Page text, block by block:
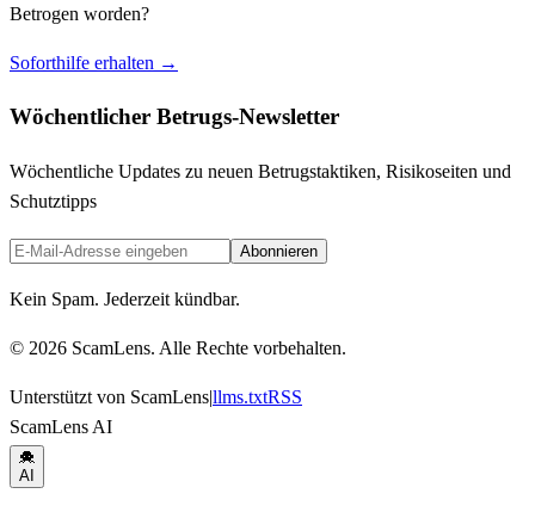
Betrogen worden?
Soforthilfe erhalten →
Wöchentlicher Betrugs-Newsletter
Wöchentliche Updates zu neuen Betrugstaktiken, Risikoseiten und
Schutztipps
Abonnieren
Kein Spam. Jederzeit kündbar.
© 2026 ScamLens. Alle Rechte vorbehalten.
Unterstützt von ScamLens|llms.txtRSS
ScamLens AI
AI